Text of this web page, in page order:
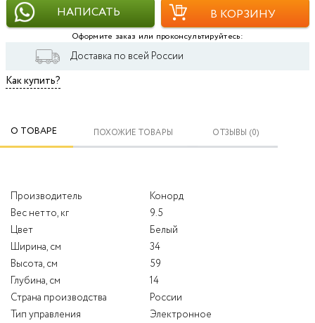
НАПИСАТЬ В КОРЗИНУ
Оформите заказ или проконсультируйтесь:
Доставка по всей России
Как купить?
О ТОВАРЕ ПОХОЖИЕ ТОВАРЫ ОТЗЫВЫ (0)
Производитель
Конорд
Вес нетто, кг
9.5
Цвет
Белый
Ширина, см
34
Высота, см
59
Глубина, см
14
Страна производства
России
Тип управления
Электронное